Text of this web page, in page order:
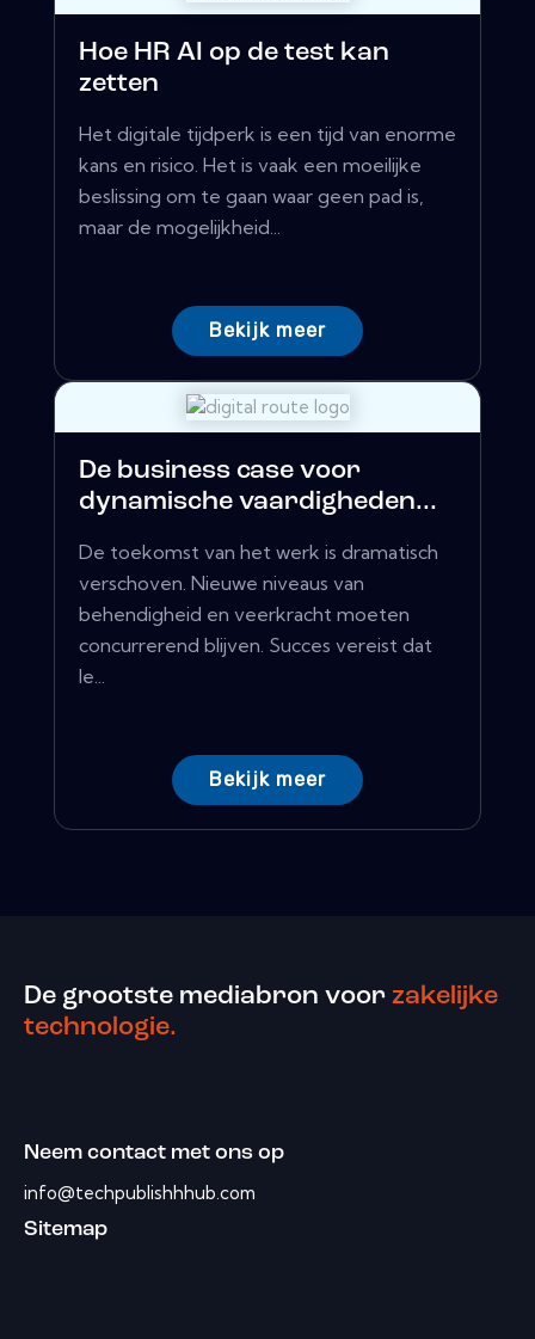
Hoe HR AI op de test kan
zetten
Het digitale tijdperk is een tijd van enorme
kans en risico. Het is vaak een moeilijke
beslissing om te gaan waar geen pad is,
maar de mogelijkheid...
Bekijk meer
De business case voor
dynamische vaardigheden...
De toekomst van het werk is dramatisch
verschoven. Nieuwe niveaus van
behendigheid en veerkracht moeten
concurrerend blijven. Succes vereist dat
le...
Bekijk meer
De grootste mediabron voor zakelijke
technologie.
Neem contact met ons op
info@techpublishhhub.com
Sitemap